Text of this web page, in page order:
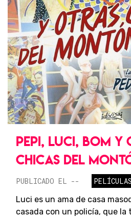
PEPI, LUCI, BOM Y
CHICAS DEL
PUBLICADO EL --
PELÍCULAS
Luci es un ama de casa
casada con un policía, que